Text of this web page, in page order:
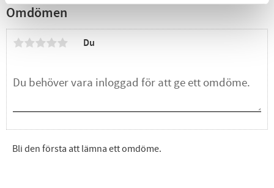
Omdömen
Du
Bli den första att lämna ett omdöme.